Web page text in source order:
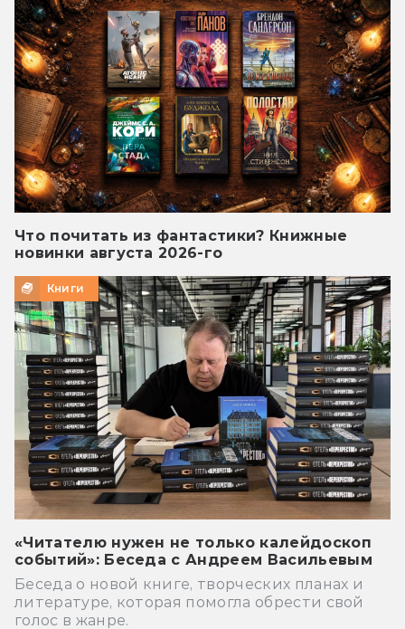
Что почитать из фантастики? Книжные
новинки августа 2026-го
Книги
«Читателю нужен не только калейдоскоп
событий»: Беседа с Андреем Васильевым
Беседа о новой книге, творческих планах и
литературе, которая помогла обрести свой
голос в жанре.